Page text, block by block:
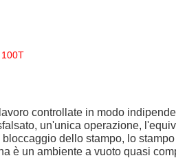
controllate in modo
un'unica operazione,
dello stampo, lo
è un ambiente a vuoto quasi